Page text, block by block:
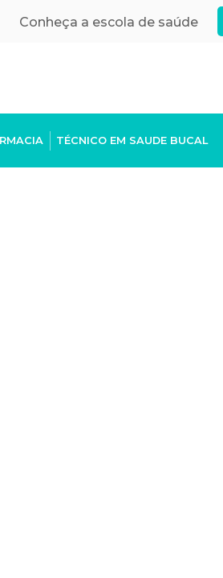
Conheça a escola de saúde
TÉCNICO EM SAUDE BUCAL